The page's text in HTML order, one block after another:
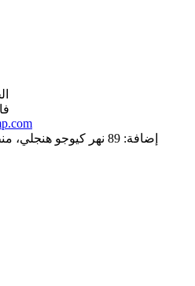
إضافة: 89 نهر كيوجو